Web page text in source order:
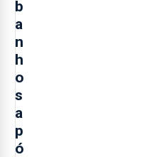
b
a
n
h
o
s
a
p
ó